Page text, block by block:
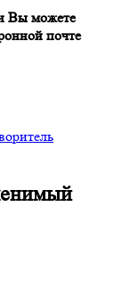
Вы можете
почте